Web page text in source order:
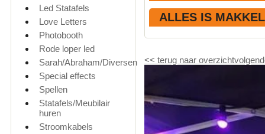
Led Statafels
Love Letters
Photobooth
Rode loper led
Sarah/Abraham/Diversen
Special effects
Spellen
Statafels/Meubilair
huren
Stroomkabels
ALLES IS
<< terug naar overzicht